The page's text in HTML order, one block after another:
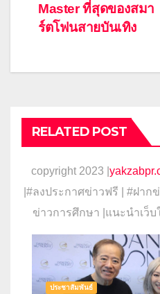
Master ที่สุดของสมา
ร์ตโฟนสายบันเทิง
RELATED POST
copyright 2023 |
#ลงประกาศข่าวฟรี | #ฝาก
ข่าวการศึกษา |แนะนำเว็
ประชาสัมพันธ์